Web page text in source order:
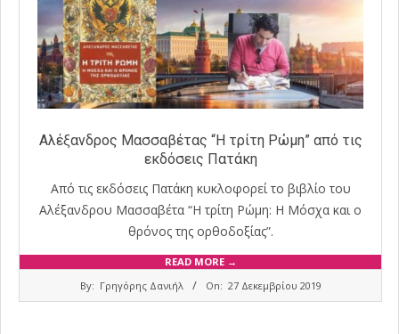
Αλέξανδρος Μασσαβέτας “Η τρίτη Ρώμη” από τις
εκδόσεις Πατάκη
Από τις εκδόσεις Πατάκη κυκλοφορεί το βιβλίο του
Αλέξανδρου Μασσαβέτα “Η τρίτη Ρώμη: Η Μόσχα και ο
θρόνος της ορθοδοξίας”.
READ MORE →
By: Γρηγόρης Δανιήλ On: 27 Δεκεμβρίου 2019